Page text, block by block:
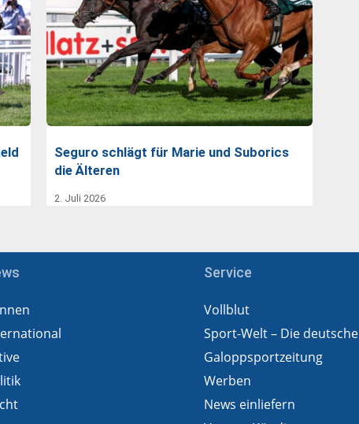
Seguro schlägt für Marie und Suborics
die Älteren
2. Juli 2026
Service
Vollblut
Sport-Welt – Die deutsche
Galoppsportzeitung
Werben
News einliefern